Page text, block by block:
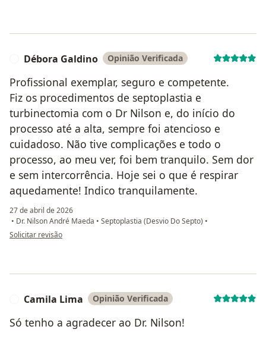
Débora Galdino Opinião Verificada
Profissional exemplar, seguro e competente.
Fiz os procedimentos de septoplastia e
turbinectomia com o Dr Nilson e, do início do
processo até a alta, sempre foi atencioso e
cuidadoso. Não tive complicações e todo o
processo, ao meu ver, foi bem tranquilo. Sem dor
e sem intercorrência. Hoje sei o que é respirar
aquedamente! Indico tranquilamente.
27 de abril de 2026
• Dr. Nilson André Maeda • Septoplastia (Desvio Do Septo) •
na opinião do utilizador Débora Galdino
Solicitar revisão
Camila Lima Opinião Verificada
Só tenho a agradecer ao Dr. Nilson!